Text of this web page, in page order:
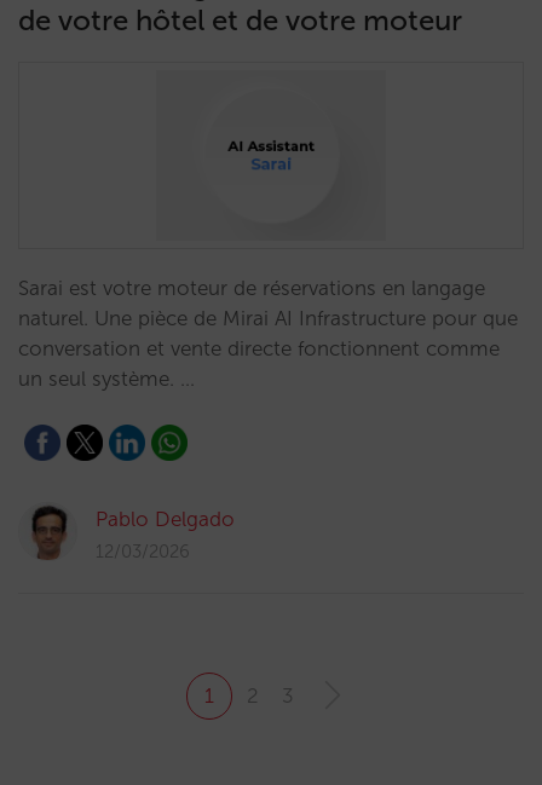
de votre hôtel et de votre moteur
Sarai est votre moteur de réservations en langage
naturel. Une pièce de Mirai AI Infrastructure pour que
conversation et vente directe fonctionnent comme
un seul système. …
Pablo Delgado
12/03/2026
1 2 3